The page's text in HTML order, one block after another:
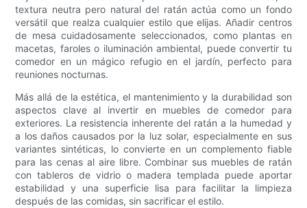
textura neutra pero natural del ratán actúa como un fondo
versátil que realza cualquier estilo que elijas. Añadir centros
de mesa cuidadosamente seleccionados, como plantas en
macetas, faroles o iluminación ambiental, puede convertir tu
comedor en un mágico refugio en el jardín, perfecto para
reuniones nocturnas.
Más allá de la estética, el mantenimiento y la durabilidad son
aspectos clave al invertir en muebles de comedor para
exteriores. La resistencia inherente del ratán a la humedad y
a los daños causados ​​por la luz solar, especialmente en sus
variantes sintéticas, lo convierte en un complemento fiable
para las cenas al aire libre. Combinar sus muebles de ratán
con tableros de vidrio o madera templada puede aportar
estabilidad y una superficie lisa para facilitar la limpieza
después de las comidas, sin sacrificar el estilo.